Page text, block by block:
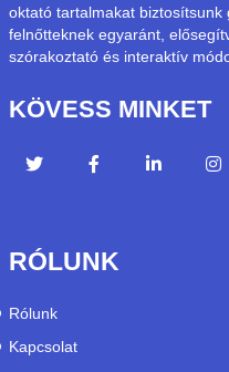
oktató tartalmakat biztosítsunk
felnőtteknek egyaránt,
szórakoztató és interaktív
KÖVESS MINKET
RÓLUNK
Rólunk
Kapcsolat